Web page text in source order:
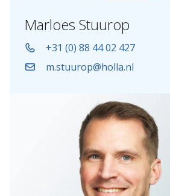
Marloes Stuurop
+31 (0) 88 44 02 427
m.stuurop@holla.nl